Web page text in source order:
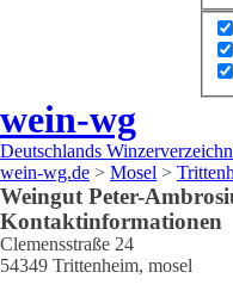
wein-wg
Deutschlands
wein-wg.de > Mosel >
Weingut Peter-
Kontaktinformationen
Clemensstraße 24
54349 Trittenheim, mosel